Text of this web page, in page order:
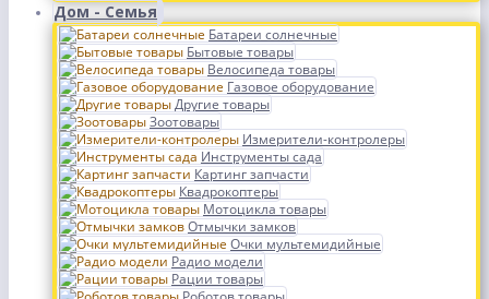
Дом - Семья
Батареи солнечные
Бытовые товары
Велосипеда товары
Газовое оборудование
Другие товары
Зоотовары
Измерители-контролеры
Инструменты сада
Картинг запчасти
Квадрокоптеры
Мотоцикла товары
Отмычки замков
Очки мультемидийные
Радио модели
Рации товары